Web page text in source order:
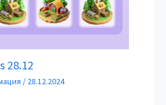
28.12
/ 28.12.2024